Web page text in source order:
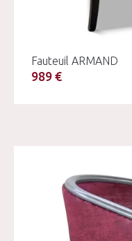
Fauteuil ARMAND
989 €